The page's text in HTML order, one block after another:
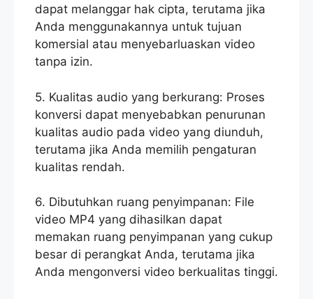
dapat melanggar hak cipta, terutama jika
Anda menggunakannya untuk tujuan
komersial atau menyebarluaskan video
tanpa izin.
5. Kualitas audio yang berkurang: Proses
konversi dapat menyebabkan penurunan
kualitas audio pada video yang diunduh,
terutama jika Anda memilih pengaturan
kualitas rendah.
6. Dibutuhkan ruang penyimpanan: File
video MP4 yang dihasilkan dapat
memakan ruang penyimpanan yang cukup
besar di perangkat Anda, terutama jika
Anda mengonversi video berkualitas tinggi.